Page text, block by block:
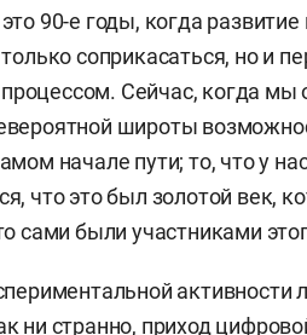
90-е годы, когда
соприкасаться, но и
Сейчас, когда мы
широты
начале пути; то, что у
что это был золотой век,
сами были участниками
активности
ни странно, приход